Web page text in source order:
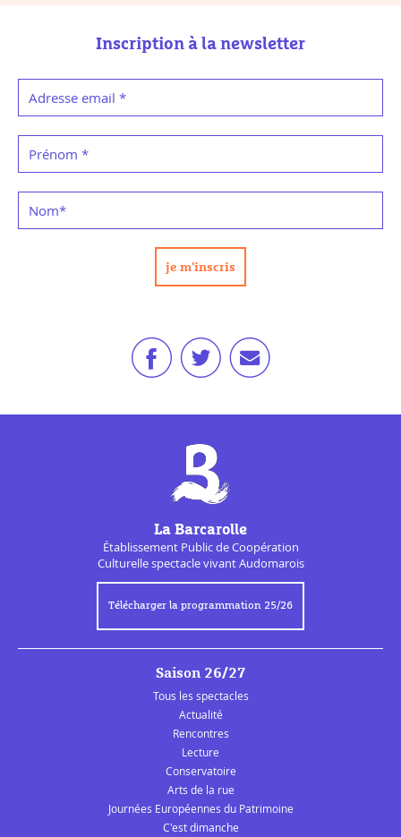
Inscription à la newsletter
Adresse email *
Prénom *
Nom*
La Barcarolle
Établissement Public deCoopération
Culturellespectacle vivant Audomarois
Télécharger la programmation 25/26
Saison 26/27
Tous les spectacles
Actualité
Rencontres
Lecture
Conservatoire
Arts de la rue
Journées Européennes du Patrimoine
C'est dimanche